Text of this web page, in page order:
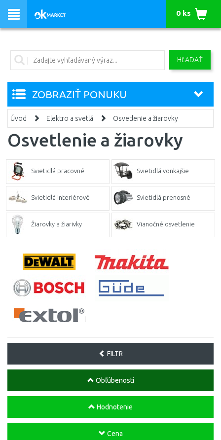
HĽADAŤ
0 ks
ZOBRAZIŤ PONUKU
Úvod Elektro a svetlá Osvetlenie a žiarovky
Osvetlenie a žiarovky
Svietidlá pracovné Svietidlá vonkajšie
Svietidlá interiérové Svietidlá prenosné
Žiarovky a žiarivky Vianočné osvetlenie
FILTR
Obľúbenosti
Hodnotenie
Cena